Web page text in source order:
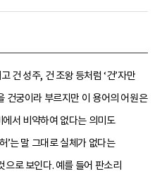
건 성주, 건 조왕 등처럼 ‘건’자만
건궁이라 부르지만 이 용어의 어원은
에서 비약하여 없다는 의미도
’는 말 그대로 실체가 없다는
로 보인다. 예를 들어 판소리